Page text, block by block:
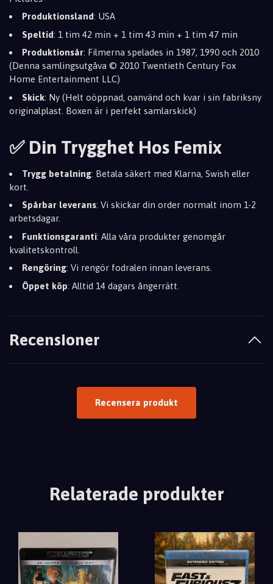
Produktionsland: USA
Speltid: 1 tim 42 min + 1 tim 43 min + 1 tim 47 min
Produktionsår: Filmerna spelades in 1987, 1990 och 2010
(Denna samlingsutgåva © 2010 Twentieth Century Fox
Home Entertainment LLC)
Skick: Ny (Helt oöppnad, oanvänd och kvar i sin fabriksny
originalplast. Boxen är i perfekt samlarskick)
✅ Din Trygghet Hos Femix
Trygg betalning: Betala säkert med Klarna, Swish eller
kort.
Spårbar leverans: Vi skickar din order normalt inom 1-2
arbetsdagar.
Funktionsgaranti: Alla våra produkter genomgår
kvalitetskontroll.
Rengöring: Vi rengör fodralen innan leverans.
Öppet köp: Alltid 14 dagars ångerrätt.
Recensioner
Recensera produkt
Relaterade produkter